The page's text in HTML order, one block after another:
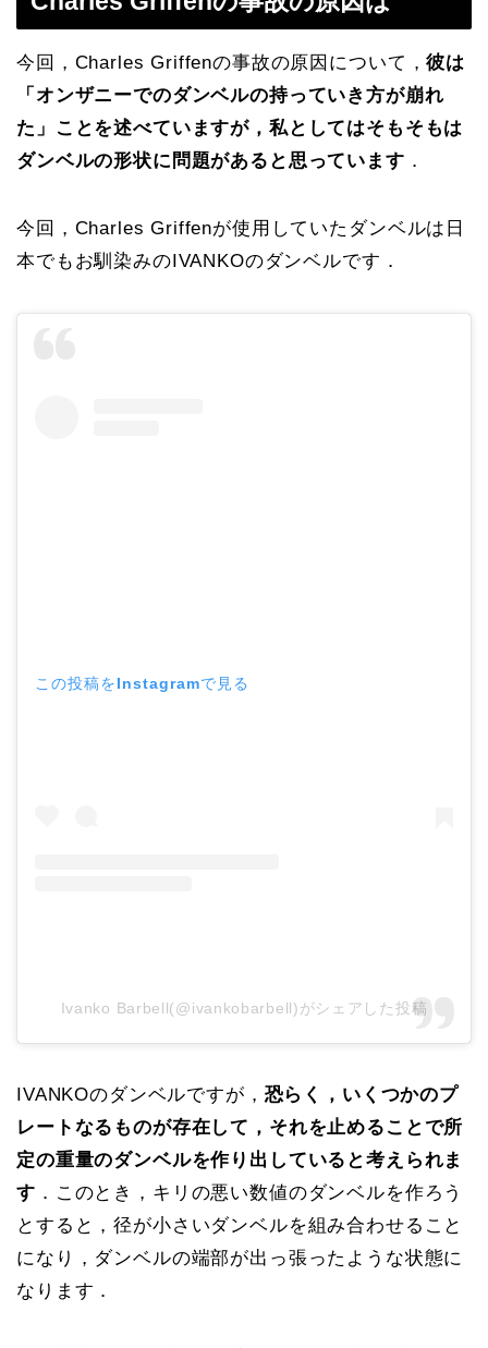
今回，Charles Griffenの事故の原因について，彼は
「オンザニーでのダンベルの持っていき方が崩れ
た」ことを述べていますが，私としてはそもそもは
ダンベルの形状に問題があると思っています ．
今回，Charles Griffenが使用していたダンベルは日
本でもお馴染みのIVANKOのダンベルです．
この投稿をInstagramで見る
Ivanko Barbell(@ivankobarbell)がシェアした投稿
IVANKOのダンベルですが， 恐らく，いくつかのプ
レートなるものが存在して，それを止めることで所
定の重量のダンベルを作り出していると考えられま
す ．このとき，キリの悪い数値のダンベルを作ろう
とすると，径が小さいダンベルを組み合わせること
になり，ダンベルの端部が出っ張ったような状態に
なります．